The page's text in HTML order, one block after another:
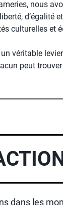
nous
d’égalité
culturelles et
véritable
peut
dans les